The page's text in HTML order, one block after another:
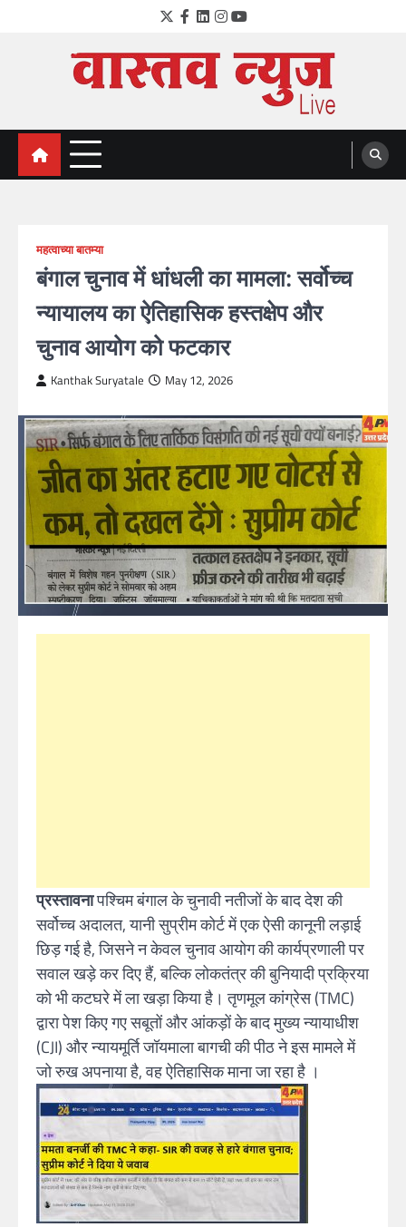
Twitter
Facebook
LinkedIn
Instagram
YouTube
VastavNEWSLive.com
a leading NEWS portal of Maharahstra
महत्वाच्या बातम्या
बंगाल चुनाव में धांधली का मामला: सर्वोच्च
न्यायालय का ऐतिहासिक हस्तक्षेप और
चुनाव आयोग को फटकार
Kanthak Suryatale May 12, 2026
प्रस्तावनापश्चिम बंगाल के चुनावी नतीजों के बाद देश की
सर्वोच्च अदालत, यानी सुप्रीम कोर्ट में एक ऐसी कानूनी लड़ाई
छिड़ गई है, जिसने न केवल चुनाव आयोग की कार्यप्रणाली पर
सवाल खड़े कर दिए हैं, बल्कि लोकतंत्र की बुनियादी प्रक्रिया
को भी कटघरे में ला खड़ा किया है। तृणमूल कांग्रेस (TMC)
द्वारा पेश किए गए सबूतों और आंकड़ों के बाद मुख्य न्यायाधीश
(CJI) और न्यायमूर्ति जॉयमाला बागची की पीठ ने इस मामले में
जो रुख अपनाया है, वह ऐतिहासिक माना जा रहा है ।